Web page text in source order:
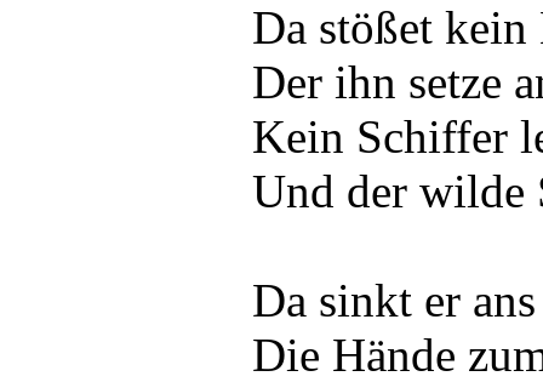
Da stößet kein
Der ihn setze
Kein Schiffer
Und der wilde
Da sinkt er
Die Hände